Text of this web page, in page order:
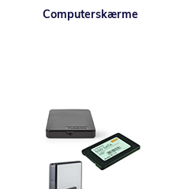
Computerskærme